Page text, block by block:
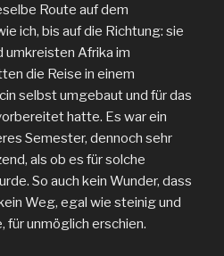
Route auf dem
ich, bis auf die Richtung: sie
Afrika im
die Reise in einem
selbst umgebaut und für das
hatte. Es war ein
Semester, dennoch sehr
als ob es für solche
So auch kein Wunder, dass
Weg, egal wie steinig und
für unmöglich erschien.